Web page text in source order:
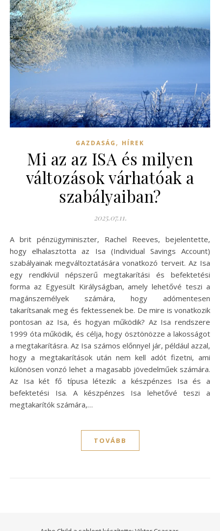
GAZDASÁG , HÍREK
Mi az az ISA és milyen
változások várhatóak a
szabályaiban?
2025.07.11.
A brit pénzügyminiszter, Rachel Reeves, bejelentette,
hogy elhalasztotta az Isa (Individual Savings Account)
szabályainak megváltoztatására vonatkozó terveit. Az Isa
egy rendkívül népszerű megtakarítási és befektetési
forma az Egyesült Királyságban, amely lehetővé teszi a
magánszemélyek számára, hogy adómentesen
takarítsanak meg és fektessenek be. De mire is vonatkozik
pontosan az Isa, és hogyan működik? Az Isa rendszere
1999 óta működik, és célja, hogy ösztönözze a lakosságot
a megtakarításra. Az Isa számos előnnyel jár, például azzal,
hogy a megtakarítások után nem kell adót fizetni, ami
különösen vonzó lehet a magasabb jövedelműek számára.
Az Isa két fő típusa létezik: a készpénzes Isa és a
befektetési Isa. A készpénzes Isa lehetővé teszi a
megtakarítók számára,…
TOVÁBB